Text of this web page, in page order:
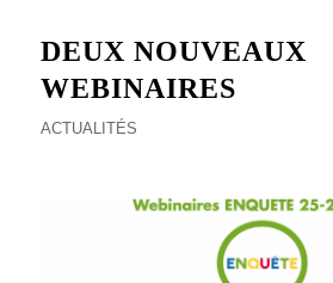
DEUX NOUVEAUX
WEBINAIRES
ACTUALITÉS